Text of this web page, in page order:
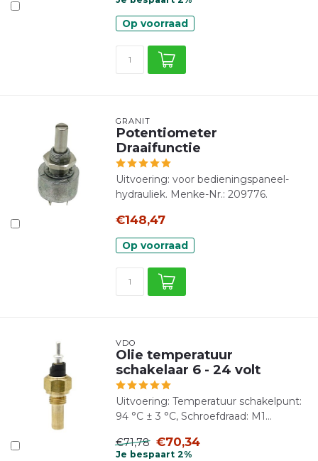
Op voorraad
GRANIT
Potentiometer
Draaifunctie
Uitvoering: voor bedieningspaneel-
hydrauliek. Menke-Nr.: 209776.
€148,47
Op voorraad
VDO
Olie temperatuur
schakelaar 6 - 24 volt
Uitvoering: Temperatuur schakelpunt:
94 °C ± 3 °C, Schroefdraad: M1...
€71,78 €70,34
Je bespaart 2%